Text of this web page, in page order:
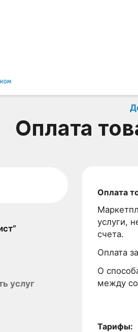
Оплата
услуг
Оплата
услуги,
счета.
Оплата
О
между
Тарифы: